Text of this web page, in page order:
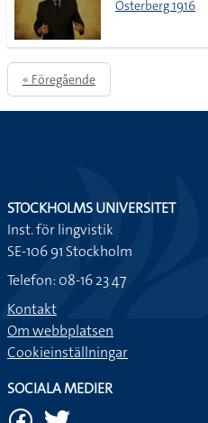
Österberg 1916
« Föregående
STOCKHOLMS UNIVERSITET
Inst. för lingvistik
SE-106 91 Stockholm
Telefon: 08-16 23 47
Kontakt
Om webbplatsen
Cookieinställningar
SOCIALA MEDIER